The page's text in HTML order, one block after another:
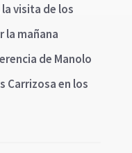
visita de los
la mañana
de Manolo
Carrizosa en los